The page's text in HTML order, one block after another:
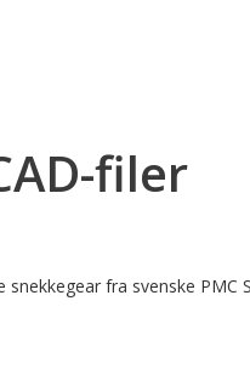
filer
fra svenske PMC